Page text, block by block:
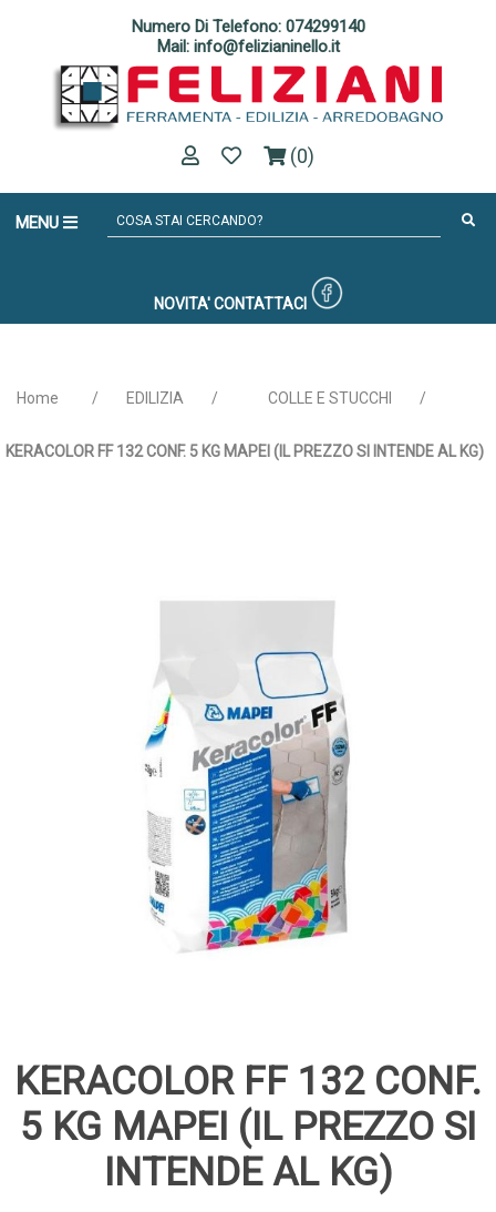
Numero Di Telefono: 074299140
Mail: info@felizianinello.it
(0)
MENU
NOVITA' CONTATTACI
Home / EDILIZIA / COLLE E STUCCHI /
KERACOLOR FF 132 CONF. 5 KG MAPEI (IL PREZZO SI INTENDE AL KG)
KERACOLOR FF 132 CONF.
5 KG MAPEI (IL PREZZO SI
INTENDE AL KG)